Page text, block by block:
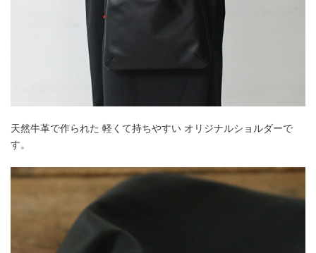
天然牛革で作られた 軽くて持ちやすい オリジナルショルダーで
す。